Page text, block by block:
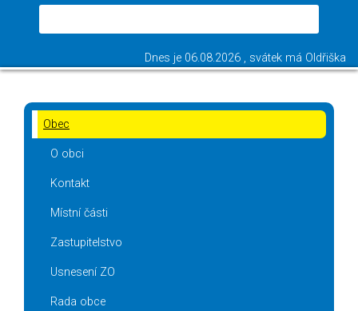
Dnes je 06.08.2026 , svátek má Oldřiška
Obec
O obci
Kontakt
Místní části
Zastupitelstvo
Usnesení ZO
Rada obce